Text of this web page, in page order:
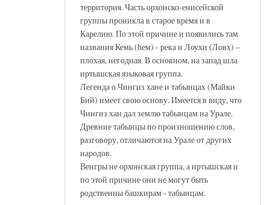
территория. Часть орхонско-енисейской
группы проникла в старое время и в
Карелию. По этой причине и появились там
названия Кемь (һем) - река и Лоухи (Ловх) –
плохая, негодная. В основном, на запад шла
иртышская языковая группа.
Легенда о Чингиз хане и табынцах (Майки
Бий) имеет свою основу. Имеется в виду, что
Чингиз хан дал землю табынцам на Урале.
Древние табынцы по произношению слов,
разговору, отличаются на Урале от других
народов.
Венгры не орхонская группа, а иртышская и
по этой причине они не могут быть
родственны башкирам - табынцам.